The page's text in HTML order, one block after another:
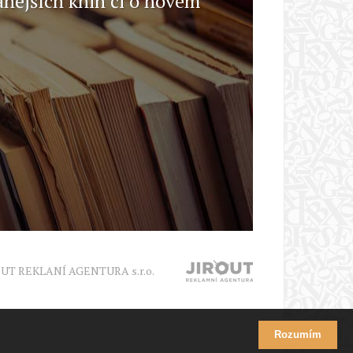
REKLANÍ AGENTURA s.r.o.
Rozumím